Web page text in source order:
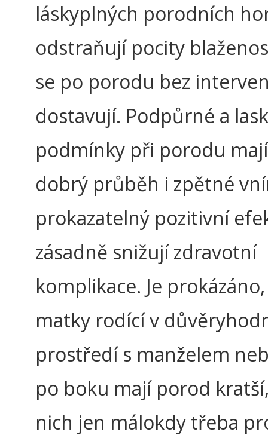
láskyplných porodních
odstraňují pocity
se po porodu bez
dostavují. Podpůrné a
podmínky při porodu
dobrý průběh i zpětné
prokazatelný pozitivní
zásadně snižují zdravotní
komplikace. Je
matky rodící v
prostředí s manželem
po boku mají porod
nich jen málokdy třeba